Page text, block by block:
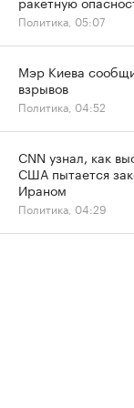
Политика, 05:07
Мэр Киева
взрывов
Политика, 04:52
CNN узнал, как
США пытается
Ираном
Политика, 04:29